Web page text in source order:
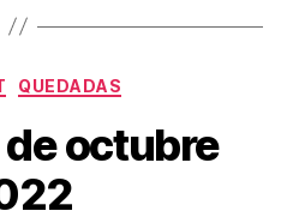
Categorías
QUEDADAS
octubre